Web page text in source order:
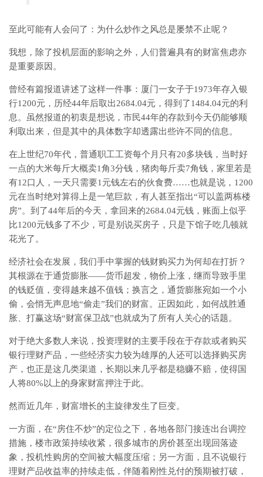
至此可能有人会问了：为什么炒作之风总是屡禁不止呢？
我想，除了投机层面的影响之外，人们普遍具有的财富焦虑亦
是重要原因。
曾经有篇报道讲述了这样一件事：厦门一女子于1973年存入银
行1200元，历经44年后取出2684.04元，得到了1484.04元的利
息。虽然报道的初衷是想说，市民44年的存款到今天仍能够顺
利取出来，但是其中的具体数字却透露出些许不同的信息。
在上世纪70年代，普通职工工资每个月只有20多块钱，当时好
一点的大米每斤大概卖1角3分钱，猪肉每斤卖7角钱，家里若是
有12口人，一天只需要1元钱左右的伙食费……也就是说，1200
元在当时绝对算得上是一笔巨款，有人甚至指出“可以盖两栋楼
房”。到了44年后的今天，拿回来的2684.04元钱，账面上似乎
比1200元钱多了不少，可是别说买房子，只是下馆子吃几顿就
花光了。
经济社会在发展，我们手中掌握的钱财购买力为何却在打折？
其根源在于通货膨胀——货币超发，物价上涨，继而导致手里
的钱贬值，变得越来越不值钱；换言之，通货膨胀宛如一个小
偷，会悄无声息地“偷走”我们的财富。正因如此，如何战胜通
胀、打赢这场“财富保卫战”也就成为了所有人关心的话题。
对于绝大多数人来说，投资理财的主要手段在于存款或者购买
银行理财产品，一些经济实力较为雄厚的人还可以选择购买房
产，也正是这几类渠道，长期以来几乎都是稳赚不赔，使得国
人将80%以上的身家财富押注于此。
然而近几年，财富增长的主旋律发生了巨变。
一方面，在“房住不炒”的定位之下，各地各部门接连出台调控
措施，楼市政策持续收紧，很多城市的房价甚至出现回落迹
象，投机性购房的空间被大幅度压缩；另一方面，且不说银行
理财产品收益率的持续走低，伴随着刚性兑付的预期被打破，